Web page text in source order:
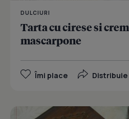
DULCIURI
Tarta cu cirese si
mascarpone
Îmi place Distribuie